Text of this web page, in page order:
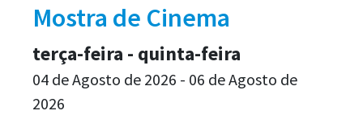
Mostra de Cinema
terça-feira - quinta-feira
04 de Agosto de 2026 - 06 de Agosto de
2026